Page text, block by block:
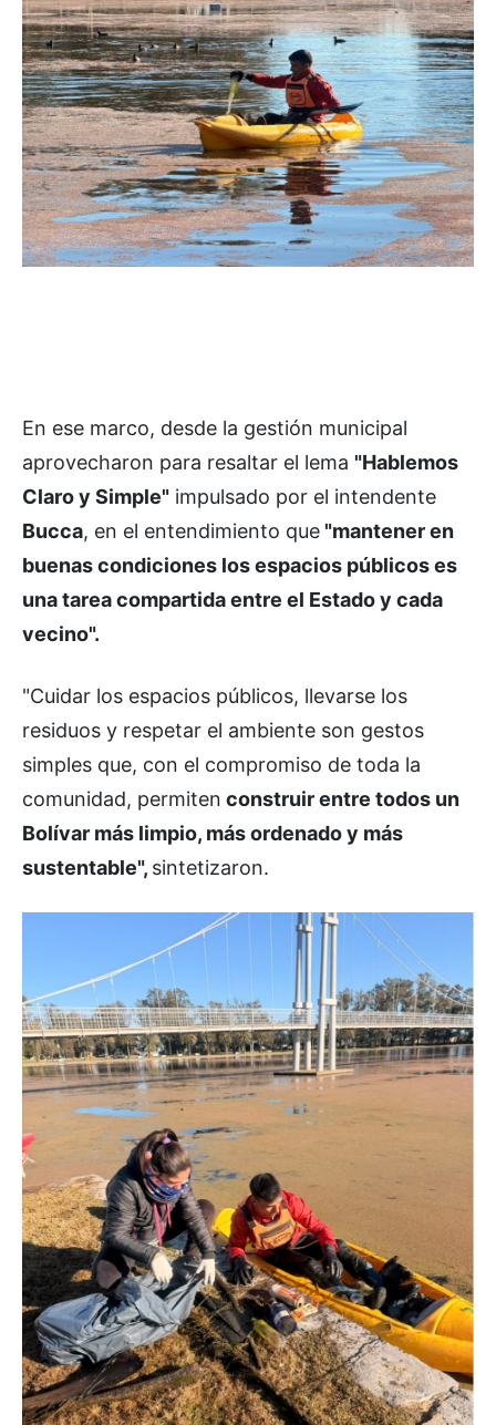
En ese marco, desde la gestión municipal
aprovecharon para resaltar el lema "Hablemos
Claro y Simple" impulsado por el intendente
Bucca, en el entendimiento que"mantener en
buenas condiciones los espacios públicos es
una tarea compartida entre el Estado y cada
vecino".
"Cuidar los espacios públicos, llevarse los
residuos y respetar el ambiente son gestos
simples que, con el compromiso de toda la
comunidad, permiten construir entre todos un
Bolívar más limpio, más ordenado y más
sustentable", sintetizaron.